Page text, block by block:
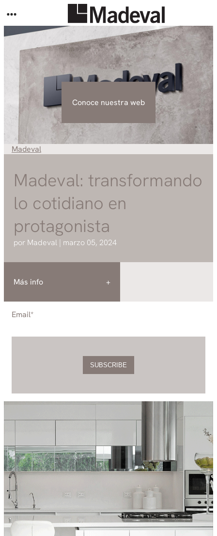
Madeval
Madeval: transformando
lo cotidiano en
protagonista
por Madeval | marzo 05, 2024
Más info
Email*